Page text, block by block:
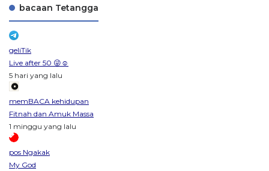
bacaan Tetangga
geliTik
Live after 50 😜☺️
5 hari yang lalu
memBACA kehidupan
Fitnah dan Amuk Massa
1 minggu yang lalu
pos Ngakak
My God